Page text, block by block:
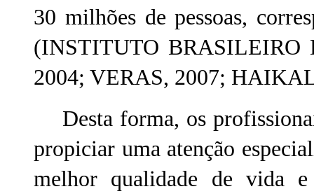
30 milhões de pessoas,
(INSTITUTO BRASILEIRO
2004; VERAS, 2007;
Desta forma, os
propiciar uma atenção
melhor qualidade de vida e